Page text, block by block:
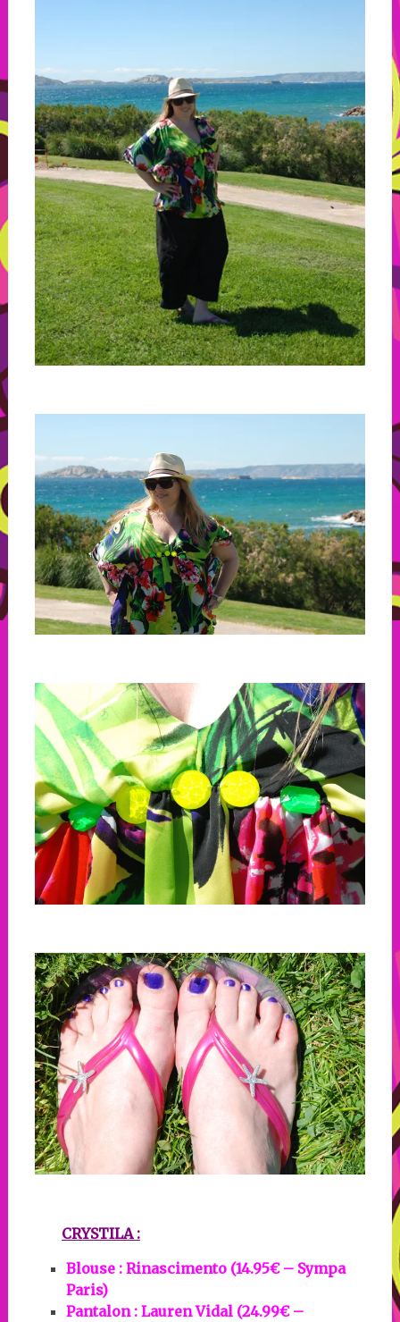
CRYSTILA :
Blouse : Rinascimento (14.95€ – Sympa
Paris)
Pantalon : Lauren Vidal (24.99€ –